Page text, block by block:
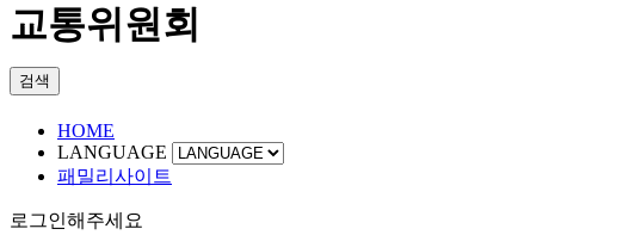
교통위원회
검색
HOME
LANGUAGE
패밀리사이트
로그인해주세요